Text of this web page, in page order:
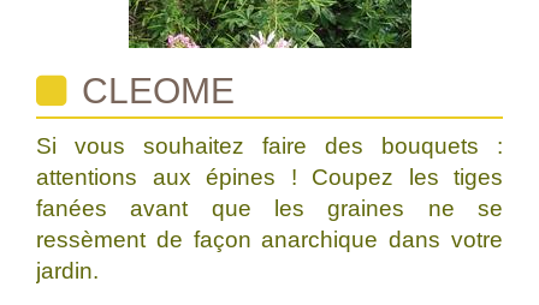
CLEOME
Si vous souhaitez faire des bouquets :
attentions aux épines ! Coupez les tiges
fanées avant que les graines ne se
ressèment de façon anarchique dans votre
jardin.